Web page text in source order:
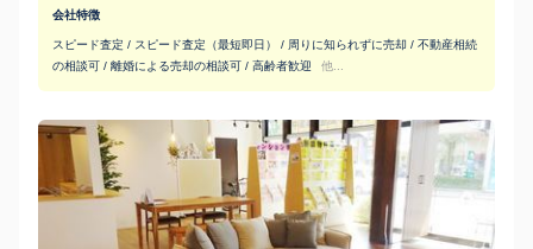
会社特徴
スピード査定 / スピード査定（最短即日） / 周りに知られずに売却 / 不動産相続
の相談可 / 離婚による売却の相談可 / 高齢者歓迎
他...